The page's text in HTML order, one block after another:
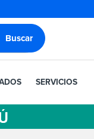
SERVICIOS